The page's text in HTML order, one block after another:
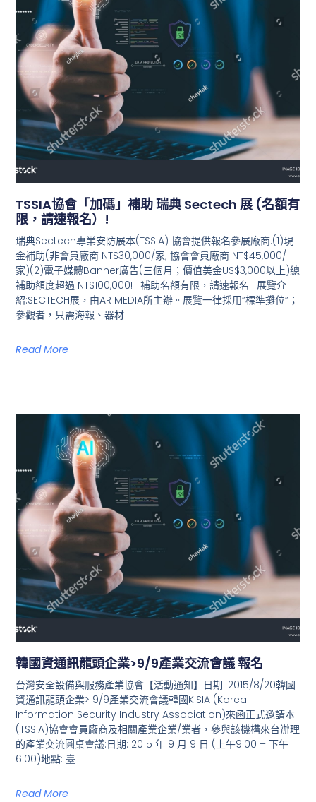
TSSIA協會「加碼」補助 瑞典 Sectech 展 (名額有
限，請速報名）!
瑞典Sectech專業安防展本(TSSIA) 協會提供報名參展廠商:(1)現
金補助(非會員廠商 NT$30,000/家; 協會會員廠商 NT$45,000/
家)(2)電子媒體Banner廣告(三個月；價值美金US$3,000以上)總
補助額度超過 NT$100,000!- 補助名額有限，請速報名 -展覽介
紹:SECTECH展，由AR MEDIA所主辦。展覽一律採用”標準攤位”；
參觀者，只需海報、器材
Read More
韓國資通訊龍頭企業>9/9產業交流會議 報名
台灣安全設備與服務產業協會【活動通知】日期: 2015/8/20韓國
資通訊龍頭企業> 9/9產業交流會議韓國KISIA (Korea
Information Security Industry Association)來函正式邀請本
(TSSIA)協會會員廠商及相關產業企業/業者，參與該機構來台辦理
的產業交流圓桌會議:日期: 2015 年 9 月 9 日 (上午9:00 – 下午
6:00)地點: 臺
Read More